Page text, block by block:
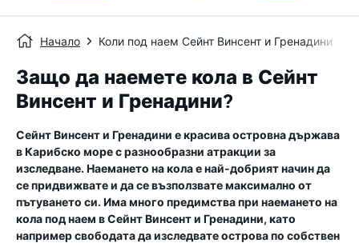
Начало Коли под наем Сейнт Винсент и Гренадини
Защо да наемете кола в Сейнт
Винсент и Гренадини?
Сейнт Винсент и Гренадини е красива островна държава
в Карибско море с разнообразни атракции за
изследване. Наемането на кола е най-добрият начин да
се придвижвате и да се възползвате максимално от
пътуването си. Има много предимства при наемането на
кола под наем в Сейнт Винсент и Гренадини, като
например свободата да изследвате острова по собствен